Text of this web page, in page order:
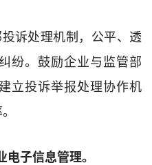
诉处理机制，公平、透
纷。鼓励企业与监管部
立投诉举报处理协作机
电子信息管理。